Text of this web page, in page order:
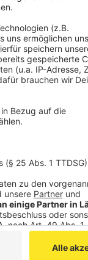
das Team
Pedale. 111
und sparten
in Eschweiler
des
131
in
Hagen &
Team radelte
konnte somit
in Eschweiler
mit mehr als
der Freien
Radler
km